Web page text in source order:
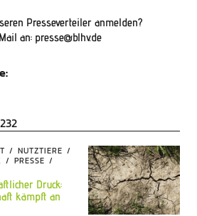
Presseverteiler anmelden?
an: presse@blhv.de
NUTZTIERE
PRESSE
Druck:
kämpft an